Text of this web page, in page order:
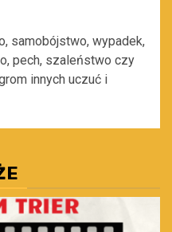
samobójstwo, wypadek,
pech, szaleństwo czy
innych uczuć i